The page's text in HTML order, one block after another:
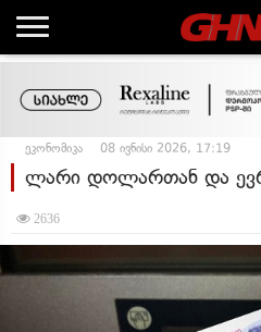
ეკონომიკა 08 ივნისი 2026, 17:19
ლარი დოლართან და
2636